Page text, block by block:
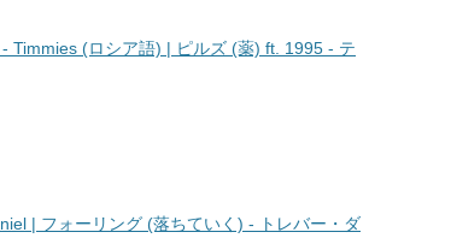
Timmies (ロシア語) | ピルズ (薬) ft. 1995 - テ
| フォーリング (落ちていく) - トレバー・ダ